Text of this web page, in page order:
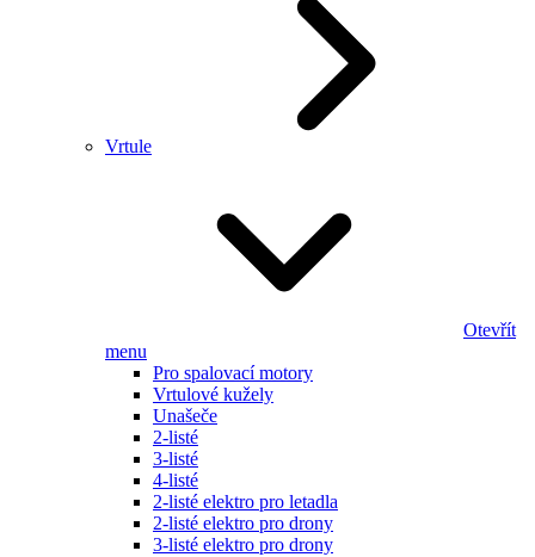
Vrtule
Otevřít
menu
Pro spalovací motory
Vrtulové kužely
Unašeče
2-listé
3-listé
4-listé
2-listé elektro pro letadla
2-listé elektro pro drony
3-listé elektro pro drony